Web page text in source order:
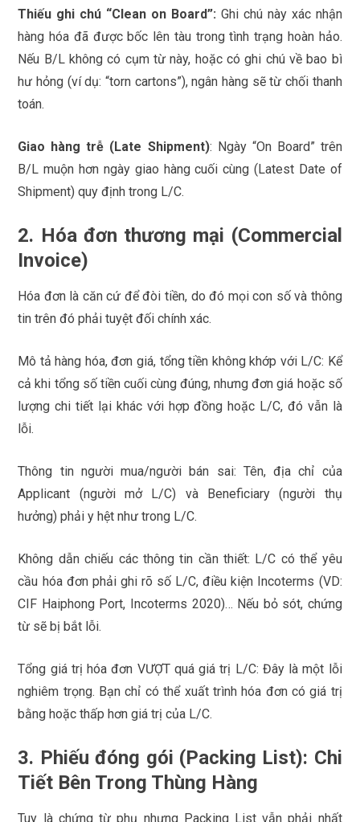
Thiếu ghi chú “Clean on Board”: Ghi chú này xác nhận
hàng hóa đã được bốc lên tàu trong tình trạng hoàn hảo.
Nếu B/L không có cụm từ này, hoặc có ghi chú về bao bì
hư hỏng (ví dụ: “torn cartons”), ngân hàng sẽ từ chối thanh
toán.
Giao hàng trễ (Late Shipment): Ngày “On Board” trên
B/L muộn hơn ngày giao hàng cuối cùng (Latest Date of
Shipment) quy định trong L/C.
2. Hóa đơn thương mại (Commercial
Invoice)
Hóa đơn là căn cứ để đòi tiền, do đó mọi con số và thông
tin trên đó phải tuyệt đối chính xác.
Mô tả hàng hóa, đơn giá, tổng tiền không khớp với L/C: Kể
cả khi tổng số tiền cuối cùng đúng, nhưng đơn giá hoặc số
lượng chi tiết lại khác với hợp đồng hoặc L/C, đó vẫn là
lỗi.
Thông tin người mua/người bán sai: Tên, địa chỉ của
Applicant (người mở L/C) và Beneficiary (người thụ
hưởng) phải y hệt như trong L/C.
Không dẫn chiếu các thông tin cần thiết: L/C có thể yêu
cầu hóa đơn phải ghi rõ số L/C, điều kiện Incoterms (VD:
CIF Haiphong Port, Incoterms 2020)… Nếu bỏ sót, chứng
từ sẽ bị bắt lỗi.
Tổng giá trị hóa đơn VƯỢT quá giá trị L/C: Đây là một lỗi
nghiêm trọng. Bạn chỉ có thể xuất trình hóa đơn có giá trị
bằng hoặc thấp hơn giá trị của L/C.
3. Phiếu đóng gói (Packing List): Chi
Tiết Bên Trong Thùng Hàng
Tuy là chứng từ phụ nhưng Packing List vẫn phải nhất